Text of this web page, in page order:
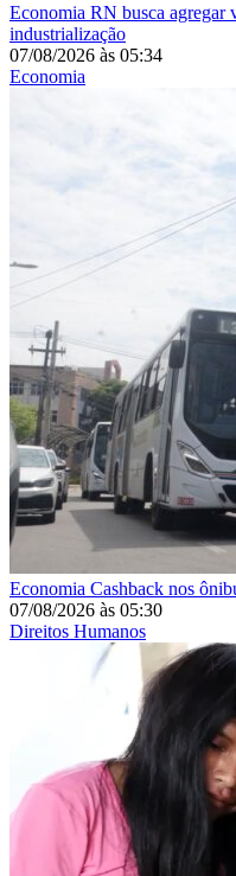
Economia RN busca agregar
industrialização
07/08/2026 às 05:34
Economia
Economia Cashback nos
07/08/2026 às 05:30
Direitos Humanos